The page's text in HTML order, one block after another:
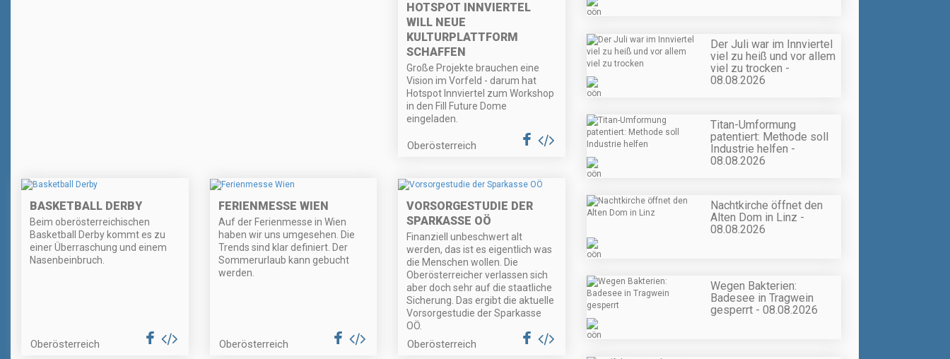
HOTSPOT INNVIERTEL
WILL NEUE
KULTURPLATTFORM
SCHAFFEN
Große Projekte brauchen eine
Vision im Vorfeld - darum hat
Hotspot Innviertel zum Workshop
in den Fill Future Dome
eingeladen.
Oberösterreich
BASKETBALL DERBY
Beim oberösterreichischen
Basketball Derby kommt es zu
einer Überraschung und einem
Nasenbeinbruch.
Oberösterreich
FERIENMESSE WIEN
Auf der Ferienmesse in Wien
haben wir uns umgesehen. Die
Trends sind klar definiert. Der
Sommerurlaub kann gebucht
werden.
Oberösterreich
VORSORGESTUDIE DER
SPARKASSE OÖ
Finanziell unbeschwert alt
werden, das ist es eigentlich was
die Menschen wollen. Die
Oberösterreicher verlassen sich
aber doch sehr auf die staatliche
Sicherung. Das ergibt die aktuelle
Vorsorgestudie der Sparkasse
OÖ.
Oberösterreich
Der Juli war im Innviertel
viel zu heiß und vor allem
viel zu trocken -
08.08.2026
Titan-Umformung
patentiert: Methode soll
Industrie helfen -
08.08.2026
Nachtkirche öffnet den
Alten Dom in Linz -
08.08.2026
Wegen Bakterien:
Badesee in Tragwein
gesperrt - 08.08.2026